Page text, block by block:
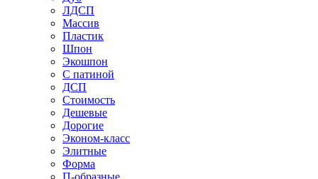
ЛДСП
Массив
Пластик
Шпон
Экошпон
С патиной
ДСП
Стоимость
Дешевые
Дорогие
Эконом-класс
Элитные
Форма
П-образные